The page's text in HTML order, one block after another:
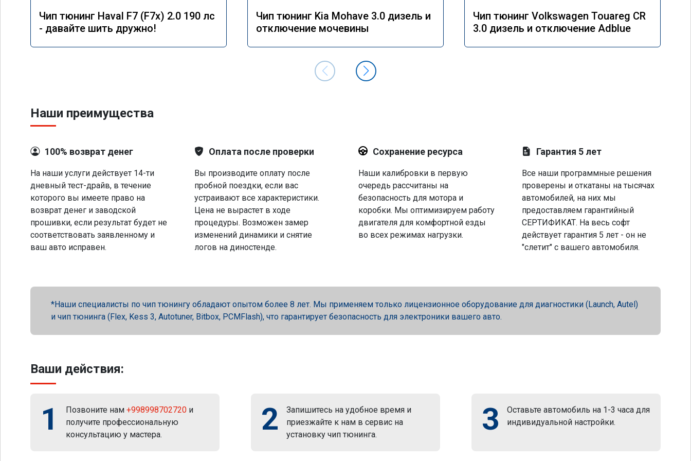
Чип тюнинг Haval F7 (F7x) 2.0 190 лс
- давайте шить дружно!
Чип тюнинг Kia Mohave 3.0 дизель и
отключение мочевины
Чип тюнинг Volkswagen Touareg CR
3.0 дизель и отключение Adblue
Наши преимущества
100% возврат денег
На наши услуги действует 14-ти
дневный тест-драйв, в течение
которого вы имеете право на
возврат денег и заводской
прошивки, если результат будет не
соответствовать заявленному и
ваш авто исправен.
Оплата после проверки
Вы производите оплату после
пробной поездки, если вас
устраивают все характеристики.
Цена не вырастет в ходе
процедуры. Возможен замер
изменений динамики и снятие
логов на диностенде.
Сохранение ресурса
Наши калибровки в первую
очередь рассчитаны на
безопасность для мотора и
коробки. Мы оптимизируем работу
двигателя для комфортной езды
во всех режимах нагрузки.
Гарантия 5 лет
Все наши программные решения
проверены и откатаны на тысячах
автомобилей, на них мы
предоставляем гарантийный
СЕРТИФИКАТ. На весь софт
действует гарантия 5 лет - он не
"слетит" с вашего автомобиля.
Наши специалисты по чип тюнингу обладают опытом более 8 лет. Мы применяем только лицензионное оборудование для диагностики (Launch, Autel)
и чип тюнинга (Flex, Kess 3, Autotuner, Bitbox, PCMFlash), что гарантирует безопасность для электроники вашего авто.
Ваши действия:
1 Позвоните нам +998998702720 и
получите профессиональную
консультацию у мастера.
2
Запишитесь на удобное время и
приезжайте к нам в сервис на
установку чип тюнинга.
3
Оставьте автомобиль на 1-3 часа для
индивидуальной настройки.